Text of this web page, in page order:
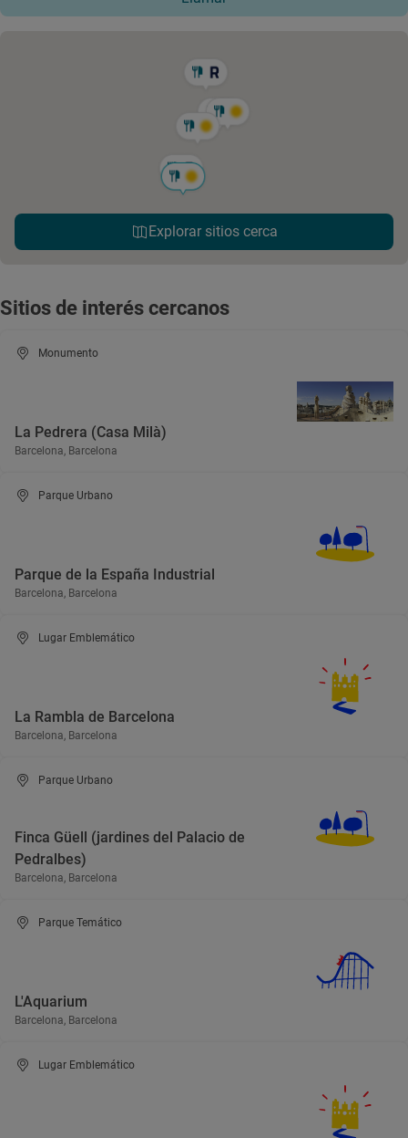
Explorar sitios cerca
Sitios de interés cercanos
Monumento
La Pedrera (Casa Milà)
Barcelona, Barcelona
Parque Urbano
Parque de la España Industrial
Barcelona, Barcelona
Lugar Emblemático
La Rambla de Barcelona
Barcelona, Barcelona
Parque Urbano
Finca Güell (jardines del Palacio de
Pedralbes)
Barcelona, Barcelona
Parque Temático
L'Aquarium
Barcelona, Barcelona
Lugar Emblemático